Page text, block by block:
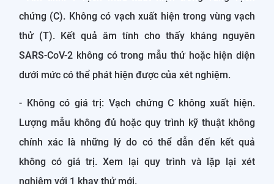
chứng (C). Không có vạch xuất hiện trong vùng vạch
thử (T). Kết quả âm tính cho thấy kháng nguyên
SARS-CoV-2 không có trong mẫu thử hoặc hiện diện
dưới mức có thể phát hiện được của xét nghiệm.
- Không có giá trị: Vạch chứng C không xuất hiện.
Lượng mẫu không đủ hoặc quy trình kỹ thuật không
chính xác là những lý do có thể dẫn đến kết quả
không có giá trị. Xem lại quy trình và lặp lại xét
nghiệm với 1 khay thử mới.